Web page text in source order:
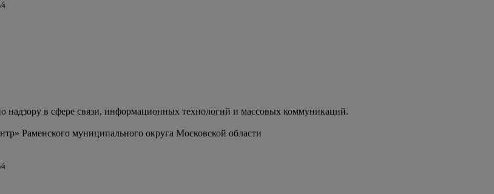
в сфере связи, информационных технологий и массовых коммуникаций.
Раменского муниципального округа Московской области